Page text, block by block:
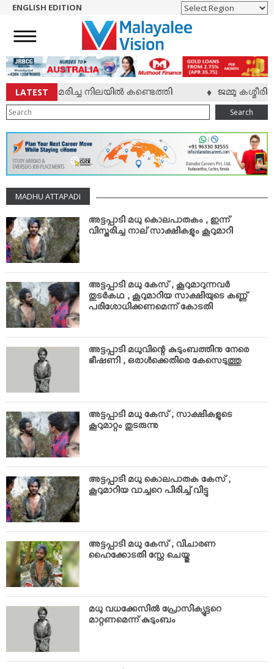
NEWS
ENGLISH
NRI
ENTERTAINMENT
MV SPECIAL
SPORTS
LIFESTYLE
TECH & AUTO
SOCIAL SPHERE
EDITORIAL
ARTS & LITERATURE
MAGAZINE
VIDEOS
YOUR SAY
COOKERY
KARSHAKAN
TOURS & TRAVEL
GREETINGS
CLASSIFIEDS
OBITUARY
ENGLISH EDITION
LATEST
യുവാവ് മരിച്ച നിലയില്‍ കണ്ടെത്തി ജമ്മു
Search
MADHU ATTAPADI
അട്ടപ്പാടി മധു കൊലപാതകം ; ഇന്ന്
വിസ്തരിച്ച നാല് സാക്ഷികളും കൂറുമാറി
അട്ടപ്പാടി മധു കേസ് ; കൂറുമാറുന്നവര്‍
തുടര്‍കഥ ; കൂറുമാറിയ സാക്ഷിയുടെ കണ്ണ്
പരിശോധിക്കണമെന്ന് കോടതി
അട്ടപ്പാടി മധുവിന്റെ കുടുംബത്തിനു നേരെ
ഭീഷണി ; ഒരാള്‍ക്കെതിരെ കേസെടുത്തു
അട്ടപ്പാടി മധു കേസ് ; സാക്ഷികളുടെ
കൂറുമാറ്റം തുടരുന്നു
അട്ടപ്പാടി മധു കൊലപാതക കേസ് ;
കൂറുമാറിയ വാച്ചറെ പിരിച്ച് വിട്ടു
അട്ടപ്പാടി മധു കേസ് ; വിചാരണ
ഹൈക്കോടതി സ്റ്റേ ചെയ്തു
മധു വധക്കേസില്‍ പ്രോസിക്യൂട്ടറെ
മാറ്റണമെന്ന് കുടുംബം